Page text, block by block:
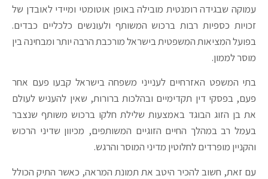
עמוקה שבגידה רומנטית מובילה באופן אוטומטי ומיידי לאובדן של
זכויות כספיות רבות ברכוש המשותף ולעונשים כלכליים כבדים.
בפועל המציאות המשפטית בישראל מורכבת הרבה יותר ומבחינה בין
מוסר לממון.
בתי המשפט האזרחיים לענייני משפחה בישראל קבעו פעם אחר
פעם, בפסקי דין תקדימיים ובהלכות ברורות, שאין להעניש לעולם
את בן הזוג הבוגד באמצעות שלילת חלקו ברכוש משותף שנצבר
בעמל רב במהלך החיים הזוגיים המשותפים, מכיוון שדיני הרכוש
והקניין מופרדים לחלוטין מדיני המוסר והרגש.
עם זאת, חשוב להכיר היטב את תמונת המראה, כאשר התיק הכולל